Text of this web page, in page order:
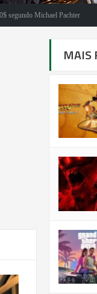
Michael Pachter Em
MAIS